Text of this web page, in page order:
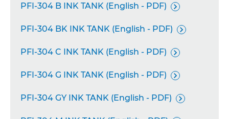
PFI-304 B INK TANK (English - PDF) 
PFI-304 BK INK TANK (English - PDF) 
PFI-304 C INK TANK (English - PDF) 
PFI-304 G INK TANK (English - PDF) 
PFI-304 GY INK TANK (English - PDF) 